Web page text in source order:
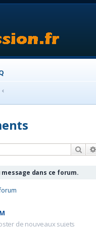
message dans ce forum.
de nouveaux sujets